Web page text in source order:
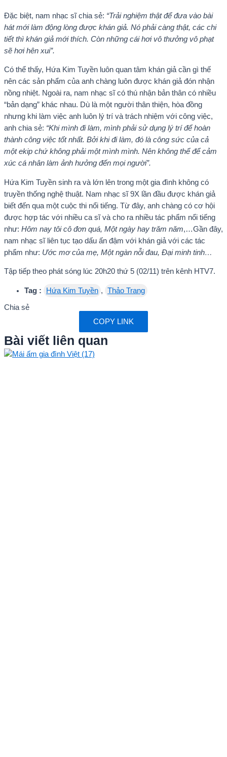
Đặc biệt, nam nhạc sĩ chia sẻ: “Trải nghiệm thật để đưa vào bài
hát mới làm động lòng được khán giả. Nó phải càng thật, các chi
tiết thì khán giả mới thích. Còn những cái hơi vô thưởng vô phạt
sẽ hơi hên xui”.
Có thể thấy, Hứa Kim Tuyền luôn quan tâm khán giả cần gì thế
nên các sản phẩm của anh chàng luôn được khán giả đón nhận
nồng nhiệt. Ngoài ra, nam nhạc sĩ có thú nhận bản thân có nhiều
“bản dạng” khác nhau. Dù là một người thân thiện, hòa đồng
nhưng khi làm việc anh luôn lý trí và trách nhiệm với công việc,
anh chia sẻ: “Khi mình đi làm, mình phải sử dụng lý trí để hoàn
thành công việc tốt nhất. Bởi khi đi làm, đó là công sức của cả
một ekip chứ không phải một mình mình. Nên không thể để cảm
xúc cá nhân làm ảnh hưởng đến mọi người”.
Hứa Kim Tuyền sinh ra và lớn lên trong một gia đình không có
truyền thống nghệ thuật. Nam nhạc sĩ 9X lần đầu được khán giả
biết đến qua một cuộc thi nổi tiếng. Từ đây, anh chàng có cơ hội
được hợp tác với nhiều ca sĩ và cho ra nhiều tác phẩm nổi tiếng
như: Hôm nay tôi cô đơn quá, Một ngày hay trăm năm,…Gần đây,
nam nhạc sĩ liên tục tạo dấu ấn đậm với khán giả với các tác
phẩm như: Ước mơ của mẹ, Một ngàn nỗi đau, Đại minh tinh…
Tập tiếp theo phát sóng lúc 20h20 thứ 5 (02/11) trên kênh HTV7.
Tag : Hứa Kim Tuyền , Thảo Trang
Chia sẻ
COPY LINK
Bài viết liên quan